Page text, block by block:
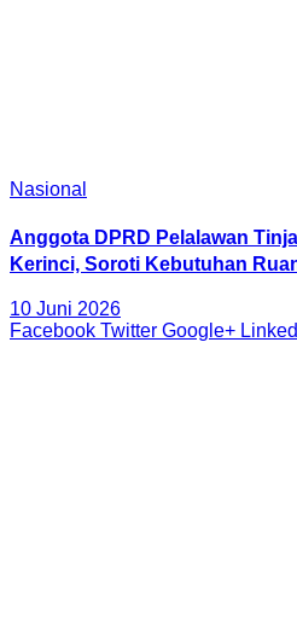
Nasional
Anggota DPRD Pelalawan
Kerinci, Soroti Kebutuhan
10 Juni 2026
Facebook Twitter Google+